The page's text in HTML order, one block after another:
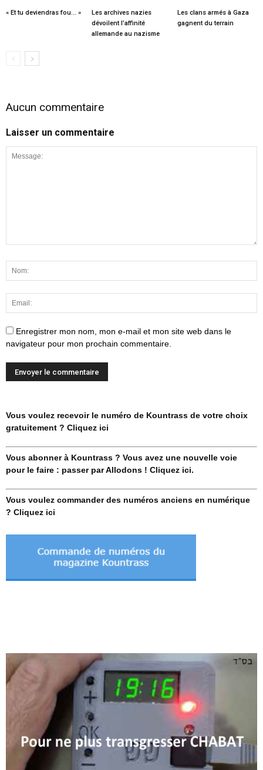
« Et tu deviendras fou… »
Les archives nazies
dévoilent l’affinité
allemande au nazisme
Les clans armés à Gaza
gagnent du terrain
Aucun commentaire
Laisser un commentaire
Enregistrer mon nom, mon e-mail et mon site web dans le
navigateur pour mon prochain commentaire.
Vous voulez recevoir le numéro de Kountrass de votre choix
gratuitement ? Cliquez ici
Vous abonner à Kountrass ? Vous avez une nouvelle voie
pour le faire : passer par Allodons ! Cliquez ici.
Vous voulez commander des numéros anciens en numérique
? Cliquez ici